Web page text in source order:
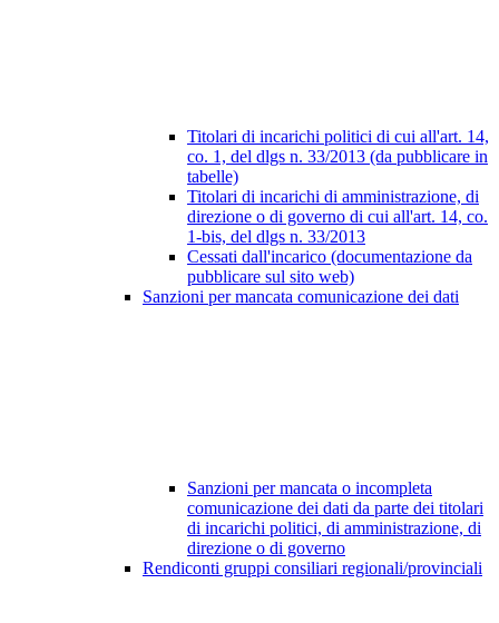
Titolari di incarichi politici di cui all'art. 14,
co. 1, del dlgs n. 33/2013 (da pubblicare in
tabelle)
Titolari di incarichi di amministrazione, di
direzione o di governo di cui all'art. 14, co.
1-bis, del dlgs n. 33/2013
Cessati dall'incarico (documentazione da
pubblicare sul sito web)
Sanzioni per mancata comunicazione dei dati
Sanzioni per mancata o incompleta
comunicazione dei dati da parte dei titolari
di incarichi politici, di amministrazione, di
direzione o di governo
Rendiconti gruppi consiliari regionali/provinciali